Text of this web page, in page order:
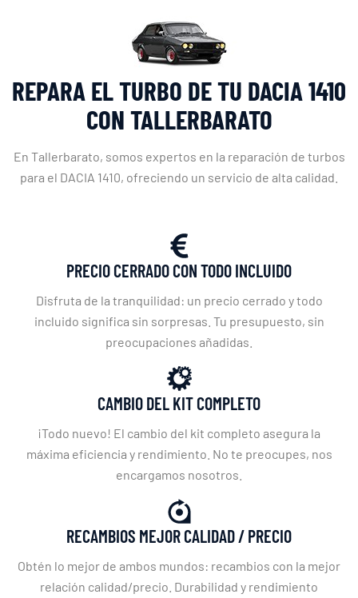
REPARA EL TURBO DE TU DACIA 1410
CON TALLERBARATO
En Tallerbarato, somos expertos en la reparación de turbos
para el DACIA 1410, ofreciendo un servicio de alta calidad.
PRECIO CERRADO CON TODO INCLUIDO
Disfruta de la tranquilidad: un precio cerrado y todo
incluido significa sin sorpresas. Tu presupuesto, sin
preocupaciones añadidas.
CAMBIO DEL KIT COMPLETO
¡Todo nuevo! El cambio del kit completo asegura la
máxima eficiencia y rendimiento. No te preocupes, nos
encargamos nosotros.
RECAMBIOS MEJOR CALIDAD / PRECIO
Obtén lo mejor de ambos mundos: recambios con la mejor
relación calidad/precio. Durabilidad y rendimiento